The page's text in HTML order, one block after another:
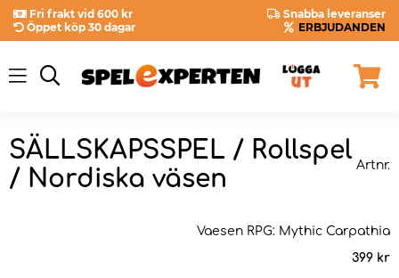
Fri frakt vid 600 kr
Snabba leveranser
Öppet köp 30 dagar
ERBJUDANDEN
SÄLLSKAPSSPEL / Rollspel
/ Nordiska väsen
Artnr.
Vaesen RPG: Mythic Carpathia
399 kr